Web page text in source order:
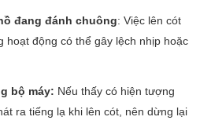
đang đánh chuông: Việc lên cót
hoạt động có thể gây lệch nhịp hoặc
bộ máy: Nếu thấy có hiện tượng
ra tiếng lạ khi lên cót, nên dừng lại